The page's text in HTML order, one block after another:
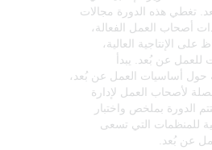
تغطي هذه الدورة مجالات
أصحاب العمل الفعالة،
على الإنتاجية العالية،
عن بُعد. يبدأ
حول أساسيات العمل عن بُعد،
لأصحاب العمل لإدارة
الدورة بملخص واختبار
للمنظمات التي تسعى
عن بُعد.